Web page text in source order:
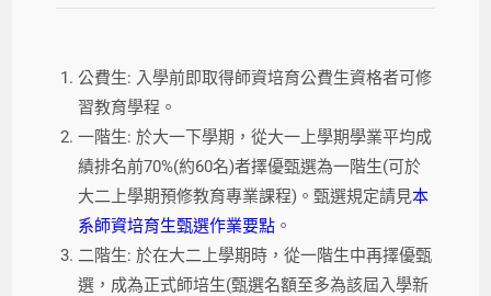
公費生: 入學前即取得師資培育公費生資格者可修
習教育學程。
一階生: 於大一下學期，從大一上學期學業平均成
績排名前70%(約60名)者擇優甄選為一階生(可於
大二上學期預修教育專業課程)。甄選規定請見本
系師資培育生甄選作業要點 。
二階生: 於在大二上學期時，從一階生中再擇優甄
選，成為正式師培生(甄選名額至多為該屆入學新